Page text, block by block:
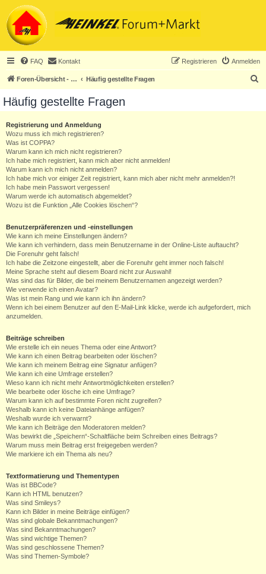
FAQ Kontakt Anmelden
Registrieren
Foren-Übersicht - ACHTUNG! Neuregistrierung nur noch für Heinkel-Club-Mitglieder! Häufig gestellte Fragen
Häufig gestellte Fragen
Registrierung und Anmeldung
Wozu muss ich mich registrieren?
Was ist COPPA?
Warum kann ich mich nicht registrieren?
Ich habe mich registriert, kann mich aber nicht anmelden!
Warum kann ich mich nicht anmelden?
Ich habe mich vor einiger Zeit registriert, kann mich aber nicht mehr anmelden?!
Ich habe mein Passwort vergessen!
Warum werde ich automatisch abgemeldet?
Wozu ist die Funktion „Alle Cookies löschen“?
Benutzerpräferenzen und -einstellungen
Wie kann ich meine Einstellungen ändern?
Wie kann ich verhindern, dass mein Benutzername in der Online-Liste auftaucht?
Die Forenuhr geht falsch!
Ich habe die Zeitzone eingestellt, aber die Forenuhr geht immer noch falsch!
Meine Sprache steht auf diesem Board nicht zur Auswahl!
Was sind das für Bilder, die bei meinem Benutzernamen angezeigt werden?
Wie verwende ich einen Avatar?
Was ist mein Rang und wie kann ich ihn ändern?
Wenn ich bei einem Benutzer auf den E-Mail-Link klicke, werde ich aufgefordert, mich
anzumelden.
Beiträge schreiben
Wie erstelle ich ein neues Thema oder eine Antwort?
Wie kann ich einen Beitrag bearbeiten oder löschen?
Wie kann ich meinem Beitrag eine Signatur anfügen?
Wie kann ich eine Umfrage erstellen?
Wieso kann ich nicht mehr Antwortmöglichkeiten erstellen?
Wie bearbeite oder lösche ich eine Umfrage?
Warum kann ich auf bestimmte Foren nicht zugreifen?
Weshalb kann ich keine Dateianhänge anfügen?
Weshalb wurde ich verwarnt?
Wie kann ich Beiträge den Moderatoren melden?
Was bewirkt die „Speichern“-Schaltfläche beim Schreiben eines Beitrags?
Warum muss mein Beitrag erst freigegeben werden?
Wie markiere ich ein Thema als neu?
Textformatierung und Thementypen
Was ist BBCode?
Kann ich HTML benutzen?
Was sind Smileys?
Kann ich Bilder in meine Beiträge einfügen?
Was sind globale Bekanntmachungen?
Was sind Bekanntmachungen?
Was sind wichtige Themen?
Was sind geschlossene Themen?
Was sind Themen-Symbole?